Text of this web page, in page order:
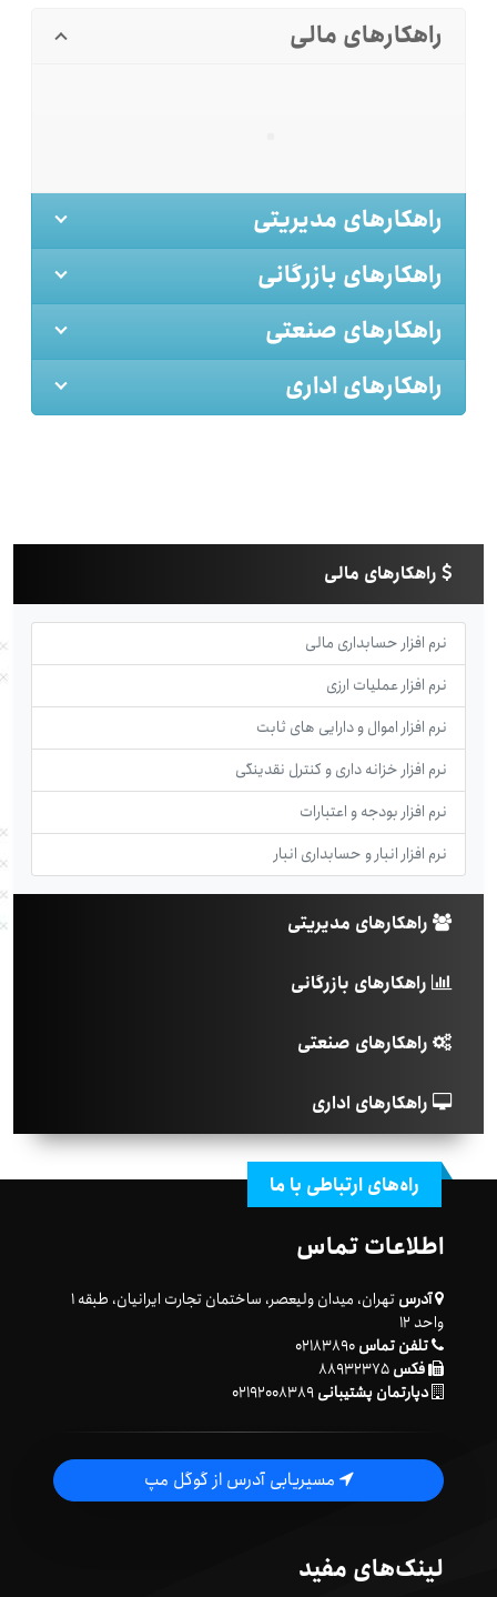
راهکارهای مالی
راهکارهای مدیریتی
راهکارهای بازرگانی
راهکارهای صنعتی
راهکارهای اداری
راهکارهای مالی
نرم افزار حسابداری مالی
نرم افزار عملیات ارزی
نرم افزار اموال و دارایی های ثابت
نرم افزار خزانه داری و کنترل نقدینگی
نرم افزار بودجه و اعتبارات
نرم افزار انبار و حسابداری انبار
راهکارهای مدیریتی
راهکارهای بازرگانی
راهکارهای صنعتی
راهکارهای اداری
راه‌های ارتباطی با ما
اطلاعات تماس
آدرس
تهران، میدان ولیعصر، ساختمان تجارت ایرانیان، طبقه ۱
واحد ۱۲
تلفن تماس۰۲۱۸۳۸۹۰
فکس
دپارتمان پشتیبانی۰۲۱۹۲۰۰۸۳۸۹
مسیریابی آدرس از گوگل مپ
لینک‌های مفید